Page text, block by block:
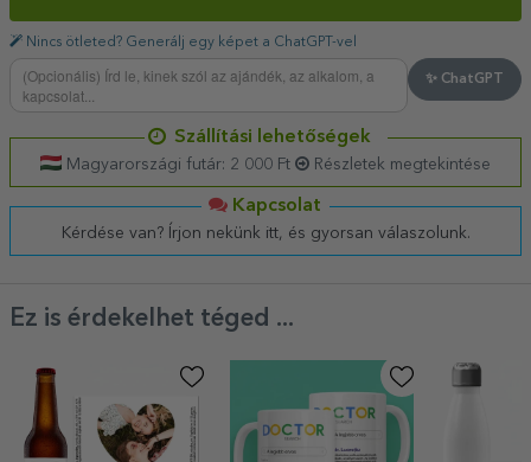
Nincs ötleted? Generálj egy képet a ChatGPT-vel
✨ ChatGPT
Szállítási lehetőségek
Magyarországi futár: 2 000 Ft Részletek megtekintése
Kapcsolat
Kérdése van? Írjon nekünk itt, és gyorsan válaszolunk.
Ez is érdekelhet téged ...